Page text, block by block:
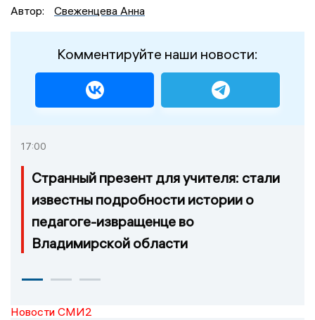
Автор:
Свеженцева Анна
Комментируйте наши новости:
17:00
Странный презент для учителя: стали
известны подробности истории о
педагоге-извращенце во
Владимирской области
Новости СМИ2